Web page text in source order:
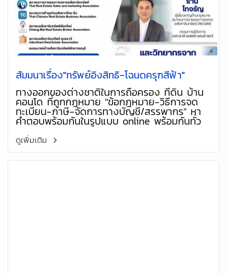
สัมมนาเรื่อง"ทรัพย์อิงสิทธิ-โฉนดครุฑสีฟ้า"
ทางออกของต่างชาติในการถือครอง ที่ดิน บ้าน
คอนโด ที่ถูกกฎหมาย "ข้อกฎหมาย-วิธีการจด
ทะเบียน-ภาษี-จัดการทางบัญชี/สรรพากร" หา
คำตอบพร้อมกันในรูปแบบ online พร้อมกันทั่ว
ประเทศ
ดูเพิ่มเติม